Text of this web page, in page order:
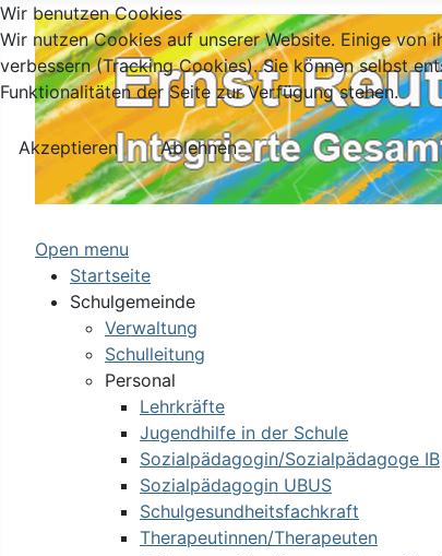
Open menu
Startseite
Schulgemeinde
Verwaltung
Schulleitung
Personal
Lehrkräfte
Jugendhilfe in der Schule
Sozialpädagogin/Sozialpädagoge IB
Sozialpädagogin UBUS
Schulgesundheitsfachkraft
Therapeutinnen/Therapeuten
Wir benutzen Cookies
Wir nutzen Cookies auf unserer Website. Einige von
verbessern (Tracking Cookies). Sie können selbst
Funktionalitäten der Seite zur Verfügung stehen.
Akzeptieren
Ablehnen